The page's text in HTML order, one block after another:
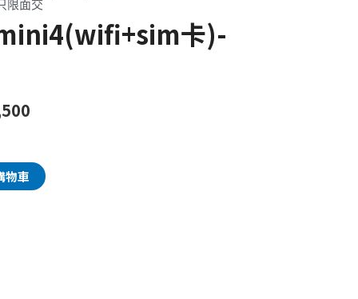
面交
卡)-
物車